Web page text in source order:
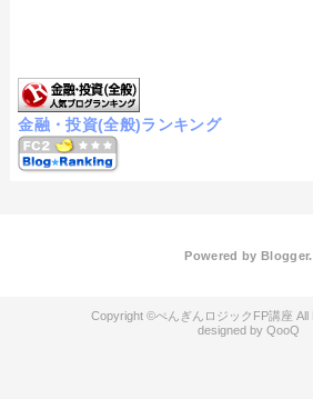
金融・投資(全般)ランキング
Powered by Blogger.
ぺんぎんロジックFP講座
QooQ